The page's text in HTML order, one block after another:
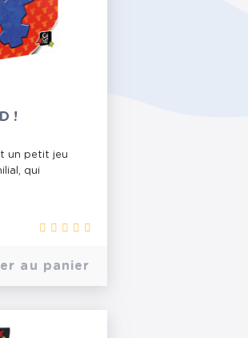
!
un petit jeu
qui
au panier